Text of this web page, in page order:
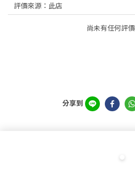
尚未有任何評價
分享到